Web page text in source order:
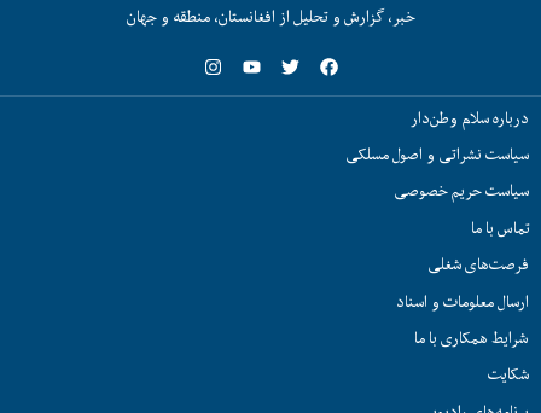
خبر، گزارش و تحلیل از افغانستان، منطقه و جهان
درباره سلام وطن‌دار
سیاست نشراتی و اصول مسلکی
سیاست حریم خصوصی
تماس با ما
فرصت‌های شغلی
ارسال معلومات و اسناد
شرایط همکاری با ما
شکایت